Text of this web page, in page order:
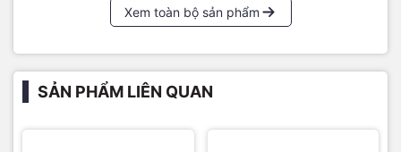
iPad Pro M2 có thể giúp bạn lưu lại những thước phim có
nén chất lượng video của bạn được tốt nhất.
Ở phần màn hình tablet sẽ được trang bị một camera
TrueDepth 12 MP để người dùng có thể sử dụng Face ID
Xem toàn bộ sản phẩm
SẢN PHẨM LIÊN QUAN